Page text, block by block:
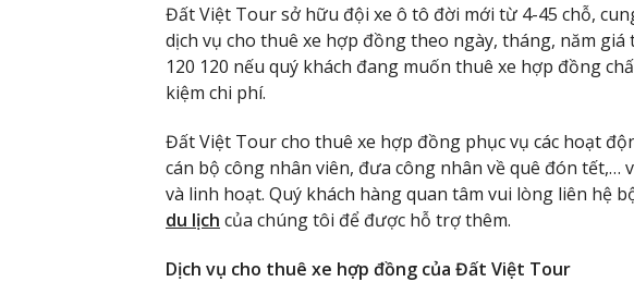
Đất Việt Tour sở hữu đội xe ô tô đời mới từ 4-45 chỗ,
dịch vụ cho thuê xe hợp đồng theo ngày, tháng, năm giá
120 120 nếu quý khách đang muốn thuê xe hợp đồng
kiệm chi phí.
Đất Việt Tour cho thuê xe hợp đồng phục vụ các hoạt
cán bộ công nhân viên, đưa công nhân về quê đón tết,…
và linh hoạt. Quý khách hàng quan tâm vui lòng liên hệ
du lịch của chúng tôi để được hỗ trợ thêm.
Dịch vụ cho thuê xe hợp đồng của Đất Việt Tour